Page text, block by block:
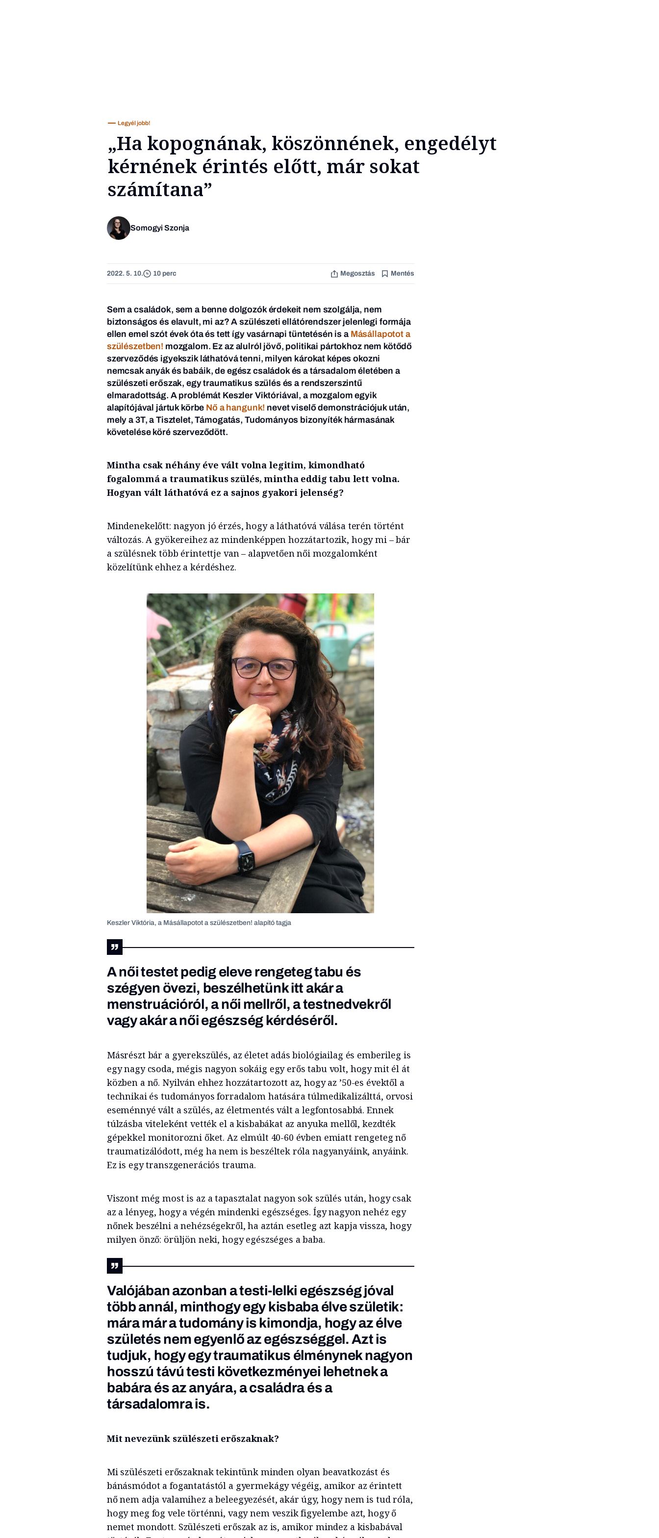
Legyél jobb!
„Ha kopognának, köszönnének, engedélyt
kérnének érintés előtt, már sokat
számítana”
Somogyi Szonja
2022. 5. 10. 10 perc Megosztás Mentés
Sem a családok, sem a benne dolgozók érdekeit nem szolgálja, nem
biztonságos és elavult, mi az? A szülészeti ellátórendszer jelenlegi formája
ellen emel szót évek óta és tett így vasárnapi tüntetésén is a Másállapotot a
szülészetben! mozgalom. Ez az alulról jövő, politikai pártokhoz nem kötődő
szerveződés igyekszik láthatóvá tenni, milyen károkat képes okozni
nemcsak anyák és babáik, de egész családok és a társadalom életében a
szülészeti erőszak, egy traumatikus szülés és a rendszerszintű
elmaradottság. A problémát Keszler Viktóriával, a mozgalom egyik
alapítójával jártuk körbe Nő a hangunk! nevet viselő demonstrációjuk után,
mely a 3T, a Tisztelet, Támogatás, Tudományos bizonyíték hármasának
követelése köré szerveződött.
Mintha csak néhány éve vált volna legitim, kimondható
fogalommá a traumatikus szülés, mintha eddig tabu lett volna.
Hogyan vált láthatóvá ez a sajnos gyakori jelenség?
Mindenekelőtt: nagyon jó érzés, hogy a láthatóvá válása terén történt
változás. A gyökereihez az mindenképpen hozzátartozik, hogy mi – bár
a szülésnek több érintettje van – alapvetően női mozgalomként
közelítünk ehhez a kérdéshez.
Keszler Viktória, a Másállapotot a szülészetben! alapító tagja
A női testet pedig eleve rengeteg tabu és
szégyen övezi, beszélhetünk itt akár a
menstruációról, a női mellről, a testnedvekről
vagy akár a női egészség kérdéséről.
Másrészt bár a gyerekszülés, az életet adás biológiailag és emberileg is
egy nagy csoda, mégis nagyon sokáig egy erős tabu volt, hogy mit él át
közben a nő. Nyilván ehhez hozzátartozott az, hogy az ’50-es évektől a
technikai és tudományos forradalom hatására túlmedikalizálttá, orvosi
eseménnyé vált a szülés, az életmentés vált a legfontosabbá. Ennek
túlzásba viteleként vették el a kisbabákat az anyuka mellől, kezdték
gépekkel monitorozni őket. Az elmúlt 40-60 évben emiatt rengeteg nő
traumatizálódott, még ha nem is beszéltek róla nagyanyáink, anyáink.
Ez is egy transzgenerációs trauma.
Viszont még most is az a tapasztalat nagyon sok szülés után, hogy csak
az a lényeg, hogy a végén mindenki egészséges. Így nagyon nehéz egy
nőnek beszélni a nehézségekről, ha aztán esetleg azt kapja vissza, hogy
milyen önző: örüljön neki, hogy egészséges a baba.
Valójában azonban a testi-lelki egészség jóval
több annál, minthogy egy kisbaba élve születik:
mára már a tudomány is kimondja, hogy az élve
születés nem egyenlő az egészséggel. Azt is
tudjuk, hogy egy traumatikus élménynek nagyon
hosszú távú testi következményei lehetnek a
babára és az anyára, a családra és a
társadalomra is.
Mit nevezünk szülészeti erőszaknak?
Mi szülészeti erőszaknak tekintünk minden olyan beavatkozást és
bánásmódot a fogantatástól a gyermekágy végéig, amikor az érintett
nő nem adja valamihez a beleegyezését, akár úgy, hogy nem is tud róla,
hogy meg fog vele történni, vagy nem veszik figyelembe azt, hogy ő
nemet mondott. Szülészeti erőszak az is, amikor mindez a kisbabával